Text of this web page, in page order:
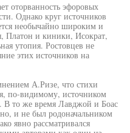
оторванность эфоровых
Однако круг источников
необычайно широким и
Платон и киники, Исократ,
утопия. Ростовцев не
этих источников на
А.Ризе, что стихи
по-видимому, источником
В то же время Лавджой и Боас
и не был родоначальником
явно рассматривался